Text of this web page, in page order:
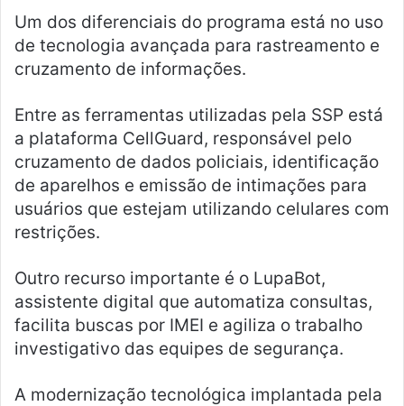
Um dos diferenciais do programa está no uso
de tecnologia avançada para rastreamento e
cruzamento de informações.
Entre as ferramentas utilizadas pela SSP está
a plataforma CellGuard, responsável pelo
cruzamento de dados policiais, identificação
de aparelhos e emissão de intimações para
usuários que estejam utilizando celulares com
restrições.
Outro recurso importante é o LupaBot,
assistente digital que automatiza consultas,
facilita buscas por IMEI e agiliza o trabalho
investigativo das equipes de segurança.
A modernização tecnológica implantada pela